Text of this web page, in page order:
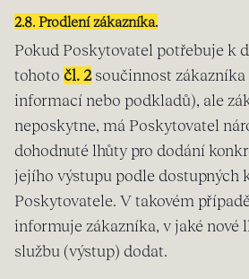
2.8. Prodlení zákazníka.
Pokud Poskytovatel potřebuje k
tohoto čl. 2součinnost
informací nebo podkladů), ale
neposkytne, má Poskytovatel
dohodnuté lhůty pro dodání
jejího výstupu podle dostupných
Poskytovatele. V takovém
informuje zákazníka, v jaké nové
službu (výstup) dodat.